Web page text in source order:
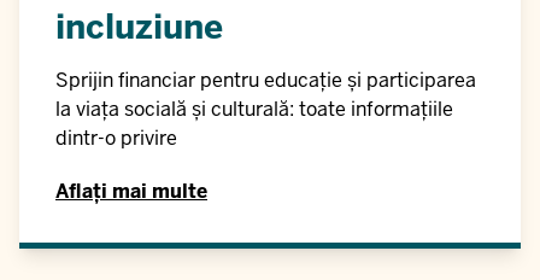
incluziune
Sprijin financiar pentru educație și participarea
la viața socială și culturală: toate informațiile
dintr-o privire
Aflați mai multe